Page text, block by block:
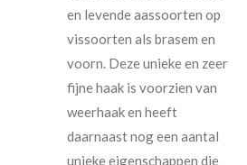
en levende aassoorten op
vissoorten als brasem en
voorn. Deze unieke en zeer
fijne haak is voorzien van
weerhaak en heeft
daarnaast nog een aantal
unieke eigenschappen die